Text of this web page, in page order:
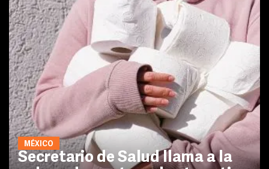
MÉXICO
Secretario de Salud llama a la